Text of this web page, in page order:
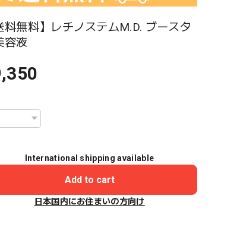
料無料】レチノステムM.D. ブースタ
容液
International shipping available
Add to cart
日本国内にお住まいの方向け